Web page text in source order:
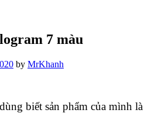
7 màu
by MrKhanh
biết sản phẩm của mình là